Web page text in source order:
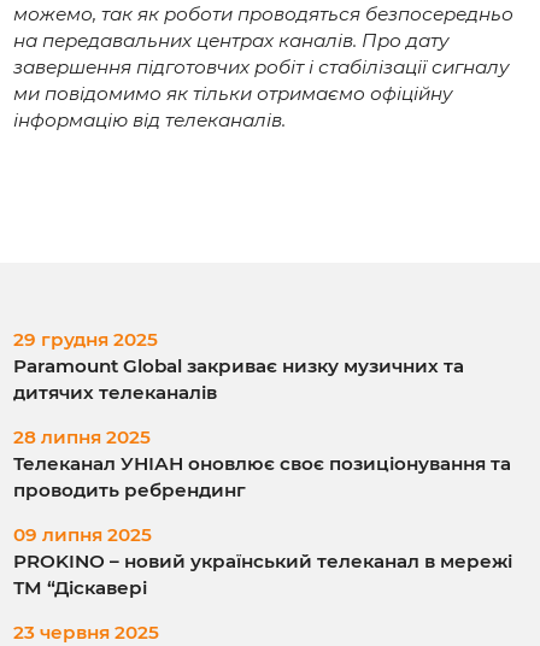
можемо, так як роботи проводяться безпосередньо
на передавальних центрах каналів. Про дату
завершення підготовчих робіт і стабілізації сигналу
ми повідомимо як тільки отримаємо офіційну
інформацію від телеканалів.
29 грудня 2025
Paramount Global закриває низку музичних та
дитячих телеканалів
28 липня 2025
Телеканал УНІАН оновлює своє позиціонування та
проводить ребрендинг
09 липня 2025
PROKINO – новий український телеканал в мережі
ТМ “Діскавері
23 червня 2025